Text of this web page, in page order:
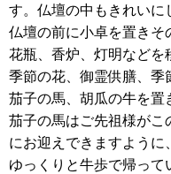
す。仏壇の中もきれいに
仏壇の前に小卓を置きそ
花瓶、香炉、灯明などを
季節の花、御霊供膳、季
茄子の馬、胡瓜の牛を置
茄子の馬はご先祖様がこ
にお迎えできますように、
ゆっくりと牛歩で帰って